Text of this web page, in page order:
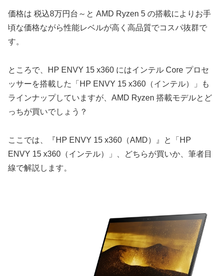
価格は 税込8万円台～と AMD Ryzen 5 の搭載によりお手
頃な価格ながら性能レベルが高く高品質でコスパ抜群で
す。
ところで、HP ENVY 15 x360 にはインテル Core プロセ
ッサーを搭載した「HP ENVY 15 x360（インテル）」も
ラインナップしていますが、AMD Ryzen 搭載モデルとど
っちが買いでしょう？
ここでは、『HP ENVY 15 x360（AMD）』と「HP
ENVY 15 x360（インテル）」、どちらが買いか、筆者目
線で解説します。